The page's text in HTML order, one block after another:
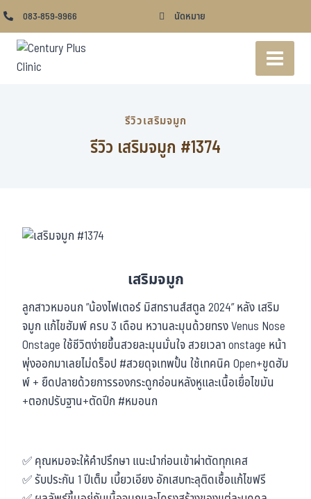
083-859-9966 นัดหมาย
รีวิวเสริมจมูก
รีวิว เสริมจมูก #1374
เสริมจมูก
ลูกสาวหมอนก ”น้องไฟเตอร์ มิสทรานส์สตูล 2024” หลัง เสริม
จมูก แก้ไขฮัมพ์ ครบ 3 เดือน หวานละมุนด้วยทรง Venus Nose
Onstage ใช้ชีวิตง่ายขึ้นสวยละมุนมั่นใจ สวยเวลา onstage หน้า
พุ่งออกมาเลยไม่ดร็อป #สวยดุจเทพปั้น ใช้เทคนิค Open+ขูดฮัม
พ์ + ยืดปลายด้วยการรองกระดูกอ่อนหลังหูและเนื้อเยื่อไขมัน
+ตอกปรับฐาน+ตัดปีก #หมอนก
✅ คุณหมอจะให้คำปรึกษา แนะนำก่อนเข้าผ่าตัดทุกเคส
✅ รับประกัน 1 ปีเต็ม เบี้ยวเอียง อักเสบทะลุติดเชื้อแก้ไขฟรี